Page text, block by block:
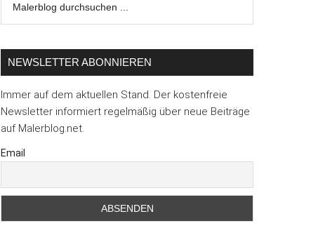
durchsuchen
NEWSLETTER ABONNIEREN
Immer auf dem aktuellen Stand. Der kostenfreie
Newsletter informiert regelmäßig über neue Beiträge
auf Malerblog.net.
Email